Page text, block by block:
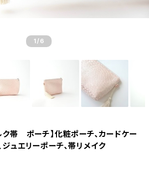
1 /6
帯 ポーチ】化粧ポーチ、カードケー
ジュエリーポーチ、帯リメイク